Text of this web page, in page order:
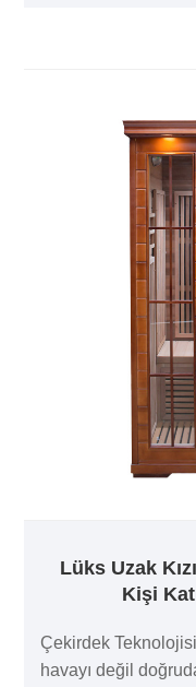
Lüks Uzak
Kişi
Çekirdek
havayı değil